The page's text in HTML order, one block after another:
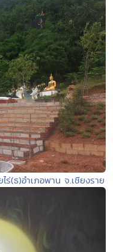
ร่(ธ)อำเภอพาน จ.เชียงราย